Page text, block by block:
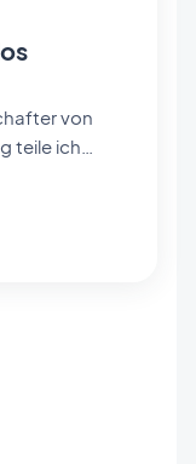
von
Analysen zu
Code-Welt